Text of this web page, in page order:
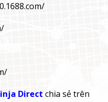
Direct chia sẻ trên